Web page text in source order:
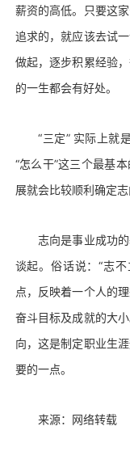
薪资的高低。只要这
追求的，就应该去试
做起，逐步积累经验
的一生都会有好处。
“三定” 实际上就是
“怎么干”这三个最基
展就会比较顺利确定志
志向是事业成功的
谈起。俗话说：“志
点，反映着一个人的
奋斗目标及成就的大
向，这是制定职业生
要的一点。
来源：网络转载